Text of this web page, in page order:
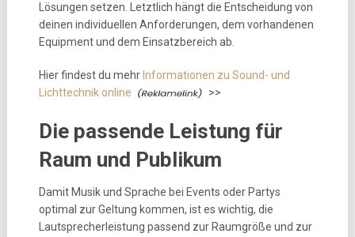
Lösungen setzen. Letztlich hängt die Entscheidung von
deinen individuellen Anforderungen, dem vorhandenen
Equipment und dem Einsatzbereich ab.
Hier findest du mehr Informationen zu Sound- und
Lichttechnik online
>>
Die passende Leistung für
Raum und Publikum
Damit Musik und Sprache bei Events oder Partys
optimal zur Geltung kommen, ist es wichtig, die
Lautsprecherleistung passend zur Raumgröße und zur